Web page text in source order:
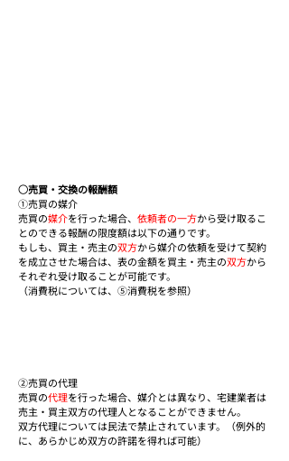
○売買・交換の報酬額
①売買の媒介
売買の媒介を行った場合、 依頼者の一方から受け取るこ
とのできる報酬の限度額は以下の通りです。
もしも、買主・売主の双方から媒介の依頼を受けて契約
を成立させた場合は、表の金額を買主・売主の双方から
それぞれ受け取ることが可能です。
（消費税については、⑤消費税を参照）
②売買の代理
売買の代理を行った場合、媒介とは異なり、宅建業者は
売主・買主双方の代理人となることができません。
双方代理については民法で禁止されています。（例外的
に、あらかじめ双方の許諾を得れば可能）